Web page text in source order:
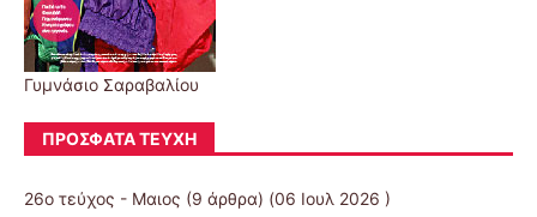
Γυμνάσιο Σαραβαλίου
ΠΡΌΣΦΑΤΑ ΤΕΎΧΗ
26ο τεύχος - Μαιος (9 άρθρα) (06 Ιουλ 2026 )